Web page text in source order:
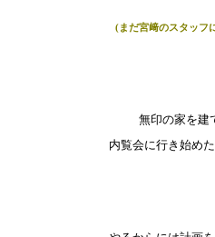
(まだ宮﨑のスタッフ
無印の家を建
内覧会に行き始め